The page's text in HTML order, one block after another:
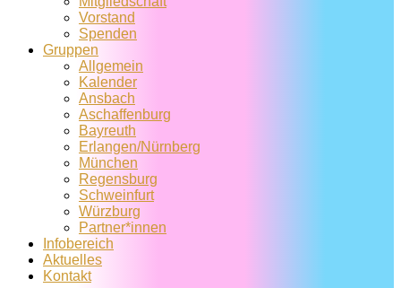
Vorstand
Spenden
Gruppen
Allgemein
Kalender
Ansbach
Aschaffenburg
Bayreuth
Erlangen/Nürnberg
München
Regensburg
Schweinfurt
Würzburg
Partner*innen
Infobereich
Aktuelles
Kontakt